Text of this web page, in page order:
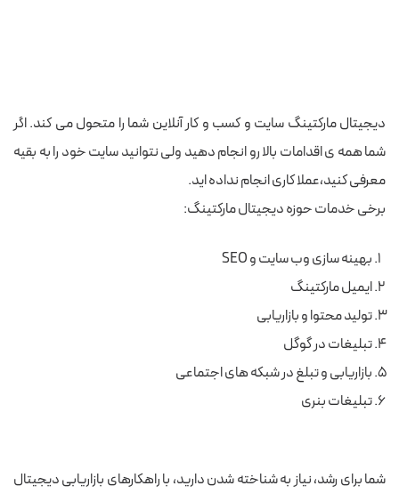
دیجیتال مارکتینگ سایت و کسب و کار آنلاین شما را متحول می کند. اگر
شما همه ی اقدامات بالا رو انجام دهید ولی نتوانید سایت خود را به بقیه
معرفی کنید،عملا کاری انجام نداده اید.
برخی خدمات حوزه دیجیتال مارکتینگ:
بهینه سازی وب سایت و SEO
ایمیل مارکتینگ
تولید محتوا و بازاریابی
تبلیغات در گوگل
بازاریابی و تبلغ در شبکه های اجتماعی
تبلیغات بنری
شما برای رشد، نیاز به شناخته شدن دارید، با راهکارهای بازاریابی دیجیتال